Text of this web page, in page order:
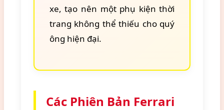
xe, tạo nên một phụ kiện thời
trang không thể thiếu cho quý
ông hiện đại.
Các Phiên Bản Ferrari